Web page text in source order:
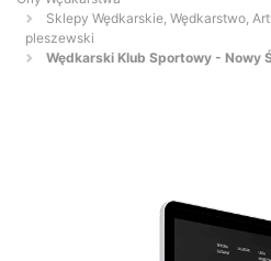
Sklepy Wędkarskie, Wędkarstwo,
pleszewski
Wędkarski Klub Sportowy - Nowy